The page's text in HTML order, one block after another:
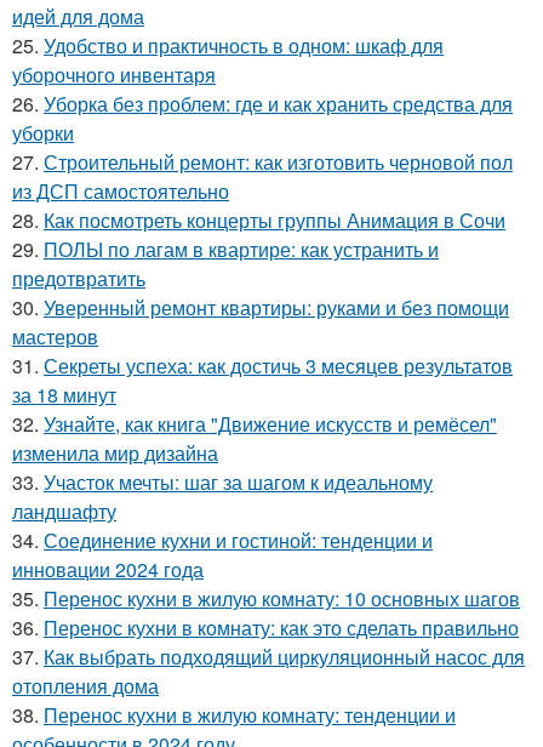
идей для дома
25. Удобство и практичность в одном: шкаф для
уборочного инвентаря
26. Уборка без проблем: где и как хранить средства для
уборки
27. Строительный ремонт: как изготовить черновой пол
из ДСП самостоятельно
28. Как посмотреть концерты группы Анимация в Сочи
29. ПОЛЫ по лагам в квартире: как устранить и
предотвратить
30. Уверенный ремонт квартиры: руками и без помощи
мастеров
31. Секреты успеха: как достичь 3 месяцев результатов
за 18 минут
32. Узнайте, как книга "Движение искусств и ремёсел"
изменила мир дизайна
33. Участок мечты: шаг за шагом к идеальному
ландшафту
34. Соединение кухни и гостиной: тенденции и
инновации 2024 года
35. Перенос кухни в жилую комнату: 10 основных шагов
36. Перенос кухни в комнату: как это сделать правильно
37. Как выбрать подходящий циркуляционный насос для
отопления дома
38. Перенос кухни в жилую комнату: тенденции и